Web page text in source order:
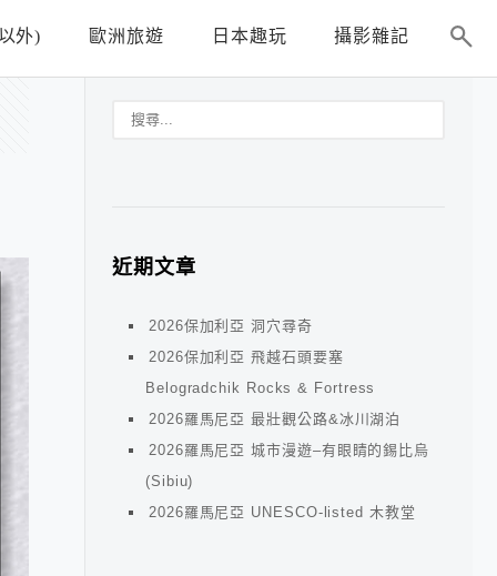
外) 歐洲旅遊 日本趣玩 攝影雜記
近期文章
2026保加利亞 洞穴尋奇
2026保加利亞 飛越石頭要塞
Belogradchik Rocks & Fortress
2026羅馬尼亞 最壯觀公路&冰川湖泊
2026羅馬尼亞 城市漫遊–有眼睛的錫比烏
(Sibiu)
2026羅馬尼亞 UNESCO-listed 木教堂